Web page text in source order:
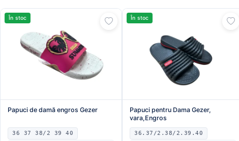
În stoc
Papuci de damă engros Gezer
36 37 38/2 39 40
În stoc
Papuci pentru Dama Gezer,
vara,Engros
36.37/2.38/2.39.40